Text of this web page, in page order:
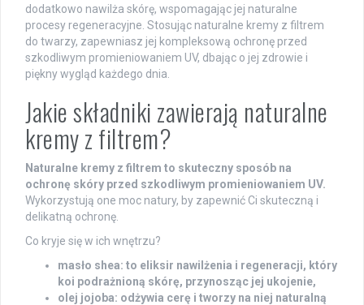
dodatkowo nawilża skórę, wspomagając jej naturalne
procesy regeneracyjne. Stosując naturalne kremy z filtrem
do twarzy, zapewniasz jej kompleksową ochronę przed
szkodliwym promieniowaniem UV, dbając o jej zdrowie i
piękny wygląd każdego dnia.
Jakie składniki zawierają naturalne
kremy z filtrem?
Naturalne kremy z filtrem to skuteczny sposób na
ochronę skóry przed szkodliwym promieniowaniem UV.
Wykorzystują one moc natury, by zapewnić Ci skuteczną i
delikatną ochronę.
Co kryje się w ich wnętrzu?
masło shea: to eliksir nawilżenia i regeneracji, który
koi podrażnioną skórę, przynosząc jej ukojenie,
olej jojoba: odżywia cerę i tworzy na niej naturalną